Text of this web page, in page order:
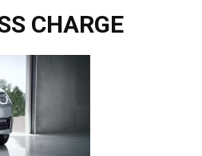
CHARGE